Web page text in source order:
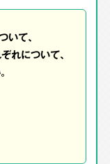
いて、
れについて、